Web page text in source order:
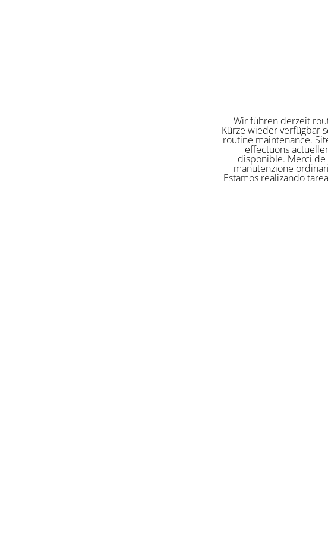
Wir führen derzeit
Kürze wieder verfügbar
routine maintenance.
effectuons
disponible. Merci
manutenzione
Estamos realizando